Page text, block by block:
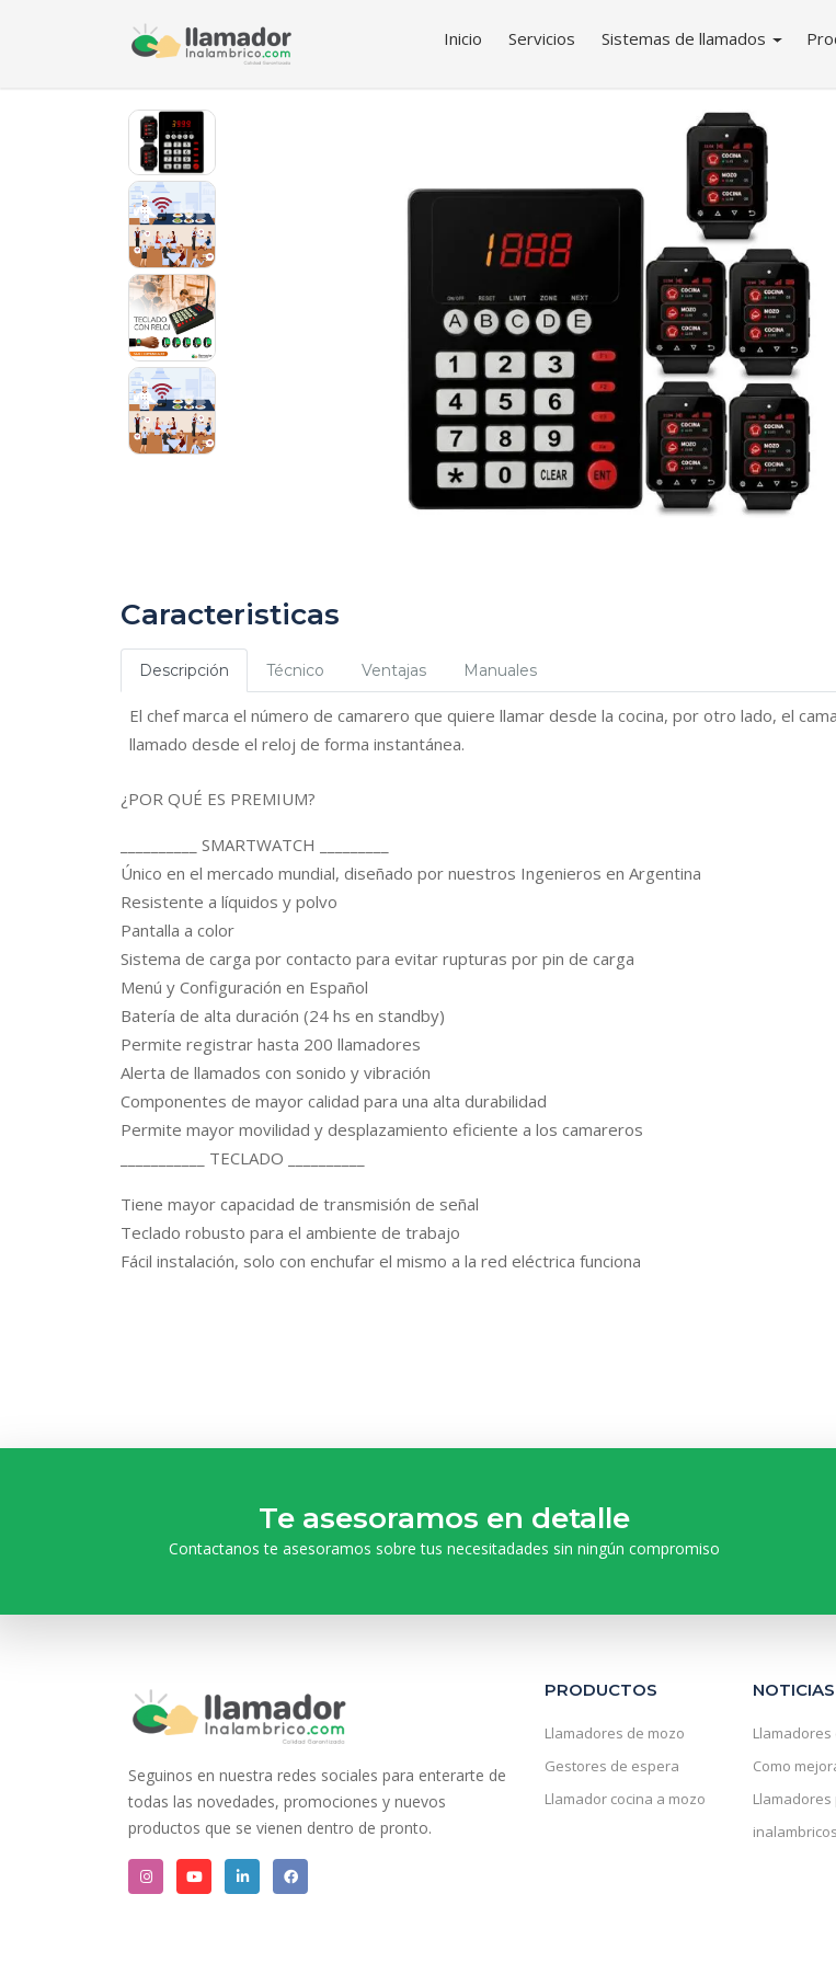
Inicio Servicios Sistemas de llamados
Caracteristicas
Descripción Técnico Ventajas Manuales
El chef marca el número de camarero que quiere llamar desde la cocina, por otro lado, el
llamado desde el reloj de forma instantánea.
¿POR QUÉ ES PREMIUM?
__________ SMARTWATCH _________
Único en el mercado mundial, diseñado por nuestros Ingenieros en Argentina
Resistente a líquidos y polvo
Pantalla a color
Sistema de carga por contacto para evitar rupturas por pin de carga
Menú y Configuración en Español
Batería de alta duración (24 hs en standby)
Permite registrar hasta 200 llamadores
Alerta de llamados con sonido y vibración
Componentes de mayor calidad para una alta durabilidad
Permite mayor movilidad y desplazamiento eficiente a los camareros
___________ TECLADO __________
Tiene mayor capacidad de transmisión de señal
Teclado robusto para el ambiente de trabajo
Fácil instalación, solo con enchufar el mismo a la red eléctrica funciona
Te asesoramos en detalle
Contactanos te asesoramos sobre tus necesitadades sin ningún compromiso
Seguinos en nuestra redes sociales para enterarte de
todas las novedades, promociones y nuevos
productos que se vienen dentro de pronto.
PRODUCTOS
Llamadores de mozo
Gestores de espera
Llamador cocina a mozo
NOTICIAS
Como
inalambricos